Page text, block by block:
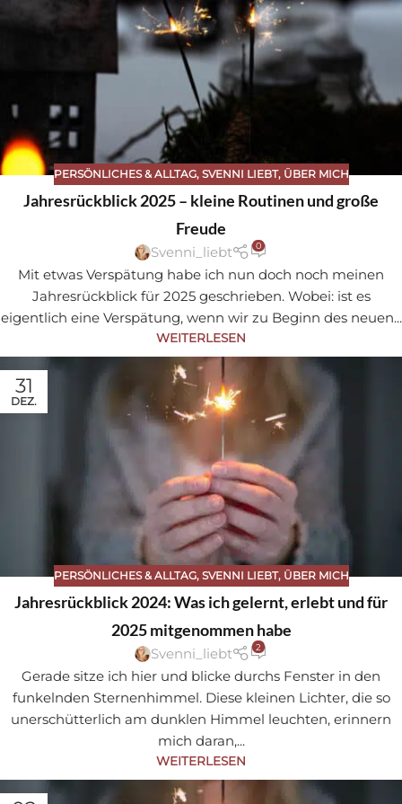
PERSÖNLICHES & ALLTAG, SVENNI LIEBT, ÜBER MICH
Jahresrückblick 2025 – kleine Routinen und große
Freude
Svenni_liebt 0
Mit etwas Verspätung habe ich nun doch noch meinen
Jahresrückblick für 2025 geschrieben. Wobei: ist es
eigentlich eine Verspätung, wenn wir zu Beginn des neuen...
WEITERLESEN
31
DEZ.
PERSÖNLICHES & ALLTAG, SVENNI LIEBT, ÜBER MICH
Jahresrückblick 2024: Was ich gelernt, erlebt und für
2025 mitgenommen habe
Svenni_liebt 2
Gerade sitze ich hier und blicke durchs Fenster in den
funkelnden Sternenhimmel. Diese kleinen Lichter, die so
unerschütterlich am dunklen Himmel leuchten, erinnern
mich daran,...
WEITERLESEN